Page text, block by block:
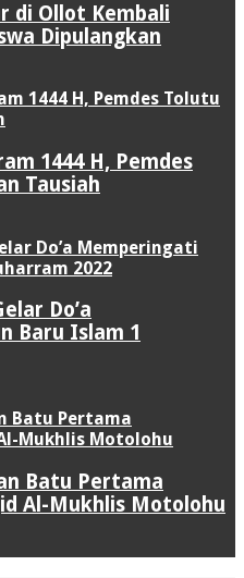
di Ollot Kembali
Dipulangkan
1444 H, Pemdes
Tausiah
Do’a
Baru Islam 1
Batu Pertama
Al-Mukhlis Motolohu